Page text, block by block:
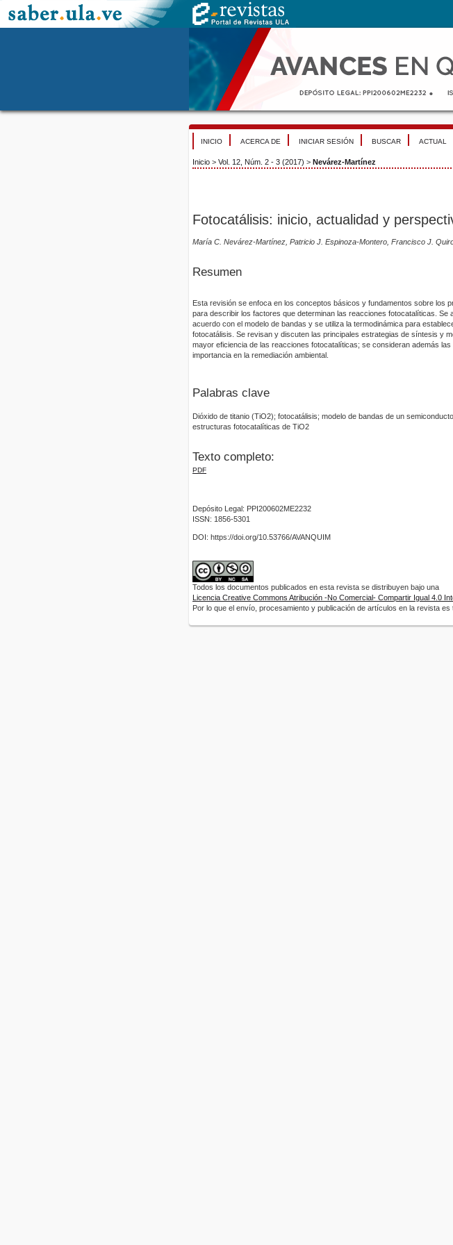
INICIO ACERCA DE INICIAR SESIÓN BUSCAR ACTUAL
Inicio > Vol. 12, Núm. 2 - 3 (2017) > Nevárez-Martínez
Fotocatálisis: inicio, actualidad y
María C. Nevárez-Martínez, Patricio J. Espinoza-Montero, Francisco J.
Resumen
Esta revisión se enfoca en los conceptos básicos y fundamentos sobre los
para describir los factores que determinan las reacciones fotocatalíticas. Se
acuerdo con el modelo de bandas y se utiliza la termodinámica para
fotocatálisis. Se revisan y discuten las principales estrategias de síntesis y
mayor eficiencia de las reacciones fotocatalíticas; se consideran además
importancia en la remediación ambiental.
Palabras clave
Dióxido de titanio (TiO2); fotocatálisis; modelo de bandas de un
estructuras fotocatalíticas de TiO2
Texto completo:
PDF
Depósito Legal: PPI200602ME2232
ISSN: 1856-5301
DOI: https://doi.org/10.53766/AVANQUIM
Todos los documentos publicados en esta revista se distribuyen bajo una
Licencia Creative Commons Atribución -No Comercial- Compartir Igual 4.0
Por lo que el envío, procesamiento y publicación de artículos en la revista es